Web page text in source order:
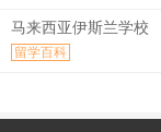
马来西亚伊斯兰学校
留学百科